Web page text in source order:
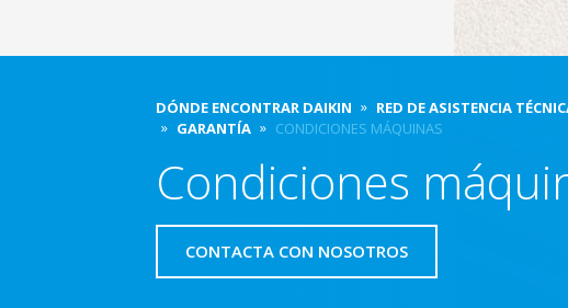
DÓNDE ENCONTRAR DAIKIN RED DE ASISTENCIA
GARANTÍA
CONDICIONES MÁQUINAS
Condiciones
CONTACTA CON NOSOTROS